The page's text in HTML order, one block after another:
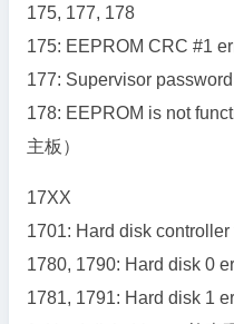
175, 177, 178
175: EEPROM CRC #1
177: Supervisor
178: EEPROM is not
主板）
17XX
1701: Hard disk controller
1780, 1790: Hard disk 0
1781, 1791: Hard disk 1